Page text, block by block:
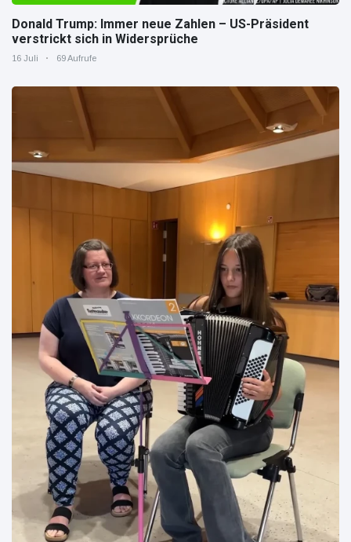
Donald Trump: Immer neue Zahlen – US-Präsident
verstrickt sich in Widersprüche
16 Juli 69 Aufrufe